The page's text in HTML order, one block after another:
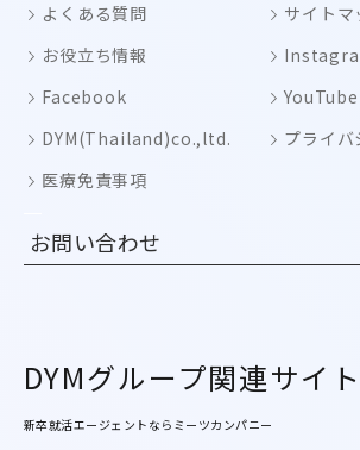
よくある質問
サイトマ
お役立ち情報
Facebook
YouTube
DYM(Thailand)co.,ltd.
プライバ
医療免責事項
お問い合わせ
DYMグループ関連サイト
新卒就活エージェントならミーツカンパニー